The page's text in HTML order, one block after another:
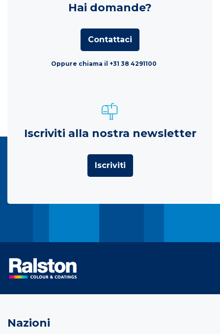
Hai domande?
Contattaci
Oppure chiama il +31 38 4291100
Iscriviti alla nostra newsletter
Iscriviti
Nazioni